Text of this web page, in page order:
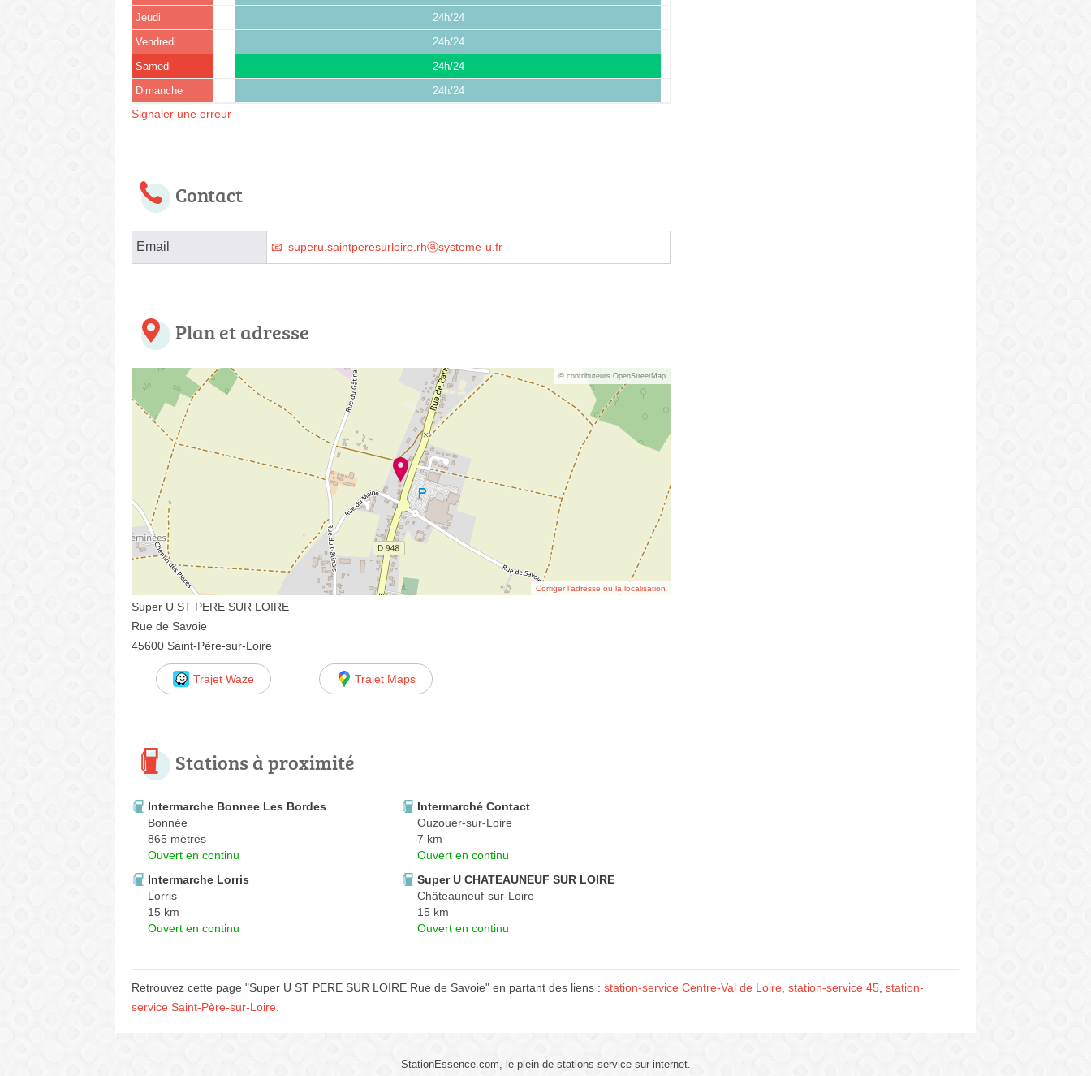
Jeudi 24h/24
Vendredi 24h/24
Samedi 24h/24
Dimanche 24h/24
Signaler une erreur
Contact
Email superu.saintperesurloire.rhⓐsysteme-u.fr
Plan et adresse
© contributeurs OpenStreetMap
Corriger l’adresse ou la localisation
Super U ST PERE SUR LOIRE
Rue de Savoie
45600 Saint-Père-sur-Loire
Trajet Waze Trajet Maps
Stations à proximité
Intermarche Bonnee Les Bordes
Bonnée
865 mètres
Ouvert en continu
Intermarché Contact
Ouzouer-sur-Loire
7 km
Ouvert en continu
Intermarche Lorris
Lorris
15 km
Ouvert en continu
Super U CHATEAUNEUF SUR LOIRE
Châteauneuf-sur-Loire
15 km
Ouvert en continu
Retrouvez cette page "Super U ST PERE SUR LOIRE Rue de Savoie" en partant des liens : station-service Centre-Val de Loire station-service 45 station-
service Saint-Père-sur-Loire
StationEssence.com, le plein de stations-service sur internet.